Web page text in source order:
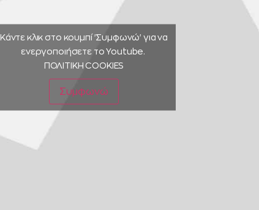
Κάντε κλικ στο κουμπί 'Συμφωνώ' για να
ενεργοποιήσετε το Youtube.
ΠΟΛΙΤΙΚΗ COOKIES
Συμφωνώ